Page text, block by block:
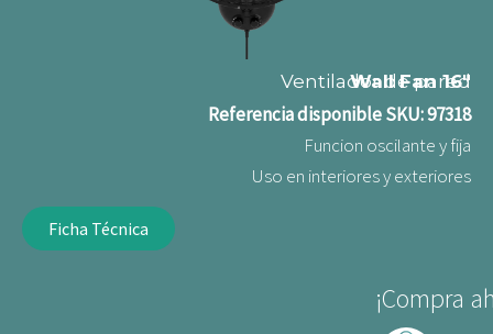
Ventilador de pared
Wall Fan 16"
Referencia disponibleSKU: 97318
Funcion oscilante y fija
Uso en interiores y exteriores
Ficha Técnica
¡Compra